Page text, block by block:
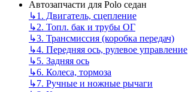
Автозапчасти для Polo седан
↳1. Двигатель, сцепление
↳2. Топл. бак и трубы ОГ
↳3. Трансмиссия (коробка передач)
↳4. Передняя ось, рулевое управление
↳5. Задняя ось
↳6. Колеса, тормоза
↳7. Ручные и ножные рычаги